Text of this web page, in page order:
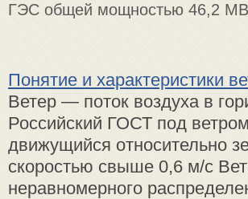
ГЭС общей мощностью 46,2
Понятие и характеристики
Ветер — поток воздуха в
Российский ГОСТ под
движущийся относительно
скоростью свыше 0,6 м/с
неравномерного